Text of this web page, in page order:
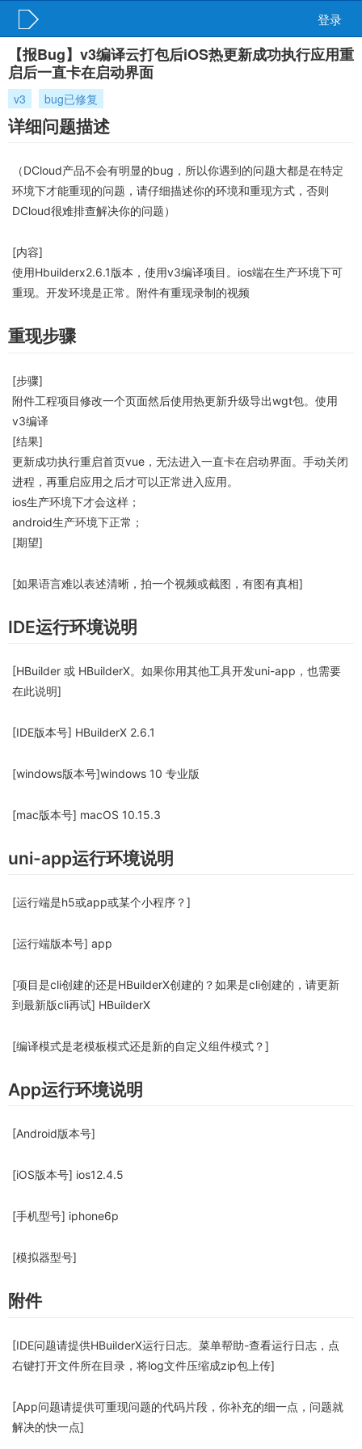
登录
【报Bug】v3编译云打包后iOS热更新成功执行应用重
启后一直卡在启动界面
v3 bug已修复
详细问题描述
（DCloud产品不会有明显的bug，所以你遇到的问题大都是在特定
环境下才能重现的问题，请仔细描述你的环境和重现方式，否则
DCloud很难排查解决你的问题）
[内容]
使用Hbuilderx2.6.1版本，使用v3编译项目。ios端在生产环境下可
重现。开发环境是正常。附件有重现录制的视频
重现步骤
[步骤]
附件工程项目修改一个页面然后使用热更新升级导出wgt包。使用
v3编译
[结果]
更新成功执行重启首页vue，无法进入一直卡在启动界面。手动关闭
进程，再重启应用之后才可以正常进入应用。
ios生产环境下才会这样；
android生产环境下正常；
[期望]
[如果语言难以表述清晰，拍一个视频或截图，有图有真相]
IDE运行环境说明
[HBuilder 或 HBuilderX。如果你用其他工具开发uni-app，也需要
在此说明]
[IDE版本号] HBuilderX 2.6.1
[windows版本号]windows 10 专业版
[mac版本号] macOS 10.15.3
uni-app运行环境说明
[运行端是h5或app或某个小程序？]
[运行端版本号] app
[项目是cli创建的还是HBuilderX创建的？如果是cli创建的，请更新
到最新版cli再试] HBuilderX
[编译模式是老模板模式还是新的自定义组件模式？]
App运行环境说明
[Android版本号]
[iOS版本号] ios12.4.5
[手机型号] iphone6p
[模拟器型号]
附件
[IDE问题请提供HBuilderX运行日志。菜单帮助-查看运行日志，点
右键打开文件所在目录，将log文件压缩成zip包上传]
[App问题请提供可重现问题的代码片段，你补充的细一点，问题就
解决的快一点]